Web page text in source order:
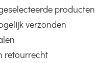
producten
verzonden
retourrecht